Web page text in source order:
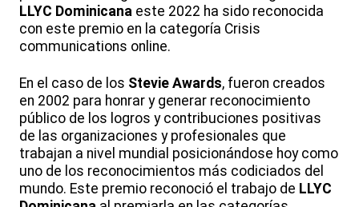
LLYC Dominicana este 2022 ha sido reconocida
con este premio en la categoría Crisis
communications online.
En el caso de los Stevie Awards, fueron creados
en 2002 para honrar y generar reconocimiento
público de los logros y contribuciones positivas
de las organizaciones y profesionales que
trabajan a nivel mundial posicionándose hoy como
uno de los reconocimientos más codiciados del
mundo. Este premio reconoció el trabajo de LLYC